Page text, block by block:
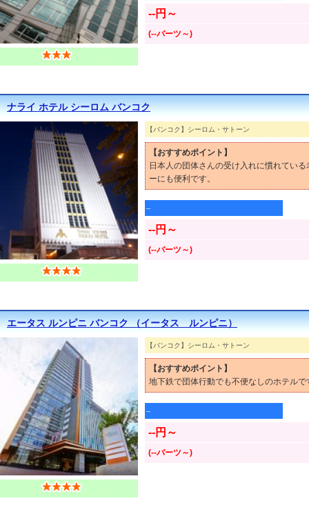
--円～
(--バーツ～)
ナライ ホテル シーロム バンコク
【バンコク】シーロム・サトーン
【おすすめポイント】
日本人の団体さんの受け入れに慣れてい
ーにも便利です。
--
--円～
(--バーツ～)
エータス ルンピニ バンコク （イータス ルンピニ）
【バンコク】シーロム・サトーン
【おすすめポイント】
地下鉄で団体行動でも不便なしのホテル
--
--円～
(--バーツ～)